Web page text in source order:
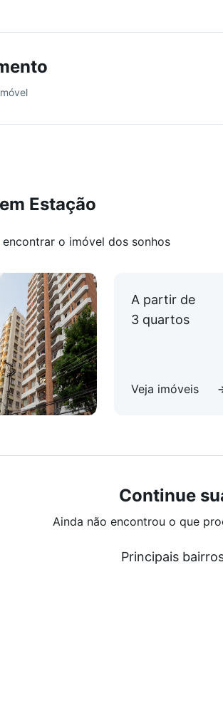
de festas, lavabos, cozinha e
comercial.
Estação
o imóvel dos sonhos
A partir de
3 quartos
Veja imóveis
Continue
Ainda não encontrou o que
Principais